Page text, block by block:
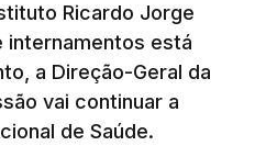
Ricardo Jorge
internamentos está
a Direção-Geral da
vai continuar a
de Saúde.